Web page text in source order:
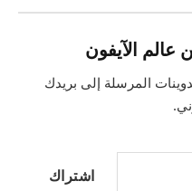
الآيفون
المرسلة إلى بريدك
اشتراك